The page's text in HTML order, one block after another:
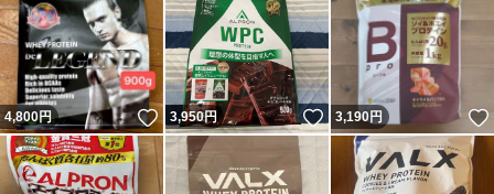
4,800円 いいね！
3,950円 いいね！
3,190円